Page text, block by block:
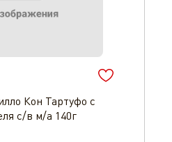
Кон Тартуфо с
с/в м/а 140г